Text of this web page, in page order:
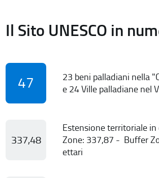
Il Sito UNESCO in
47
23 beni palladiani nella
e 24 Ville palladiane nel
337,48
Estensione territoriale
Zone: 337,87 - Buffer
ettari